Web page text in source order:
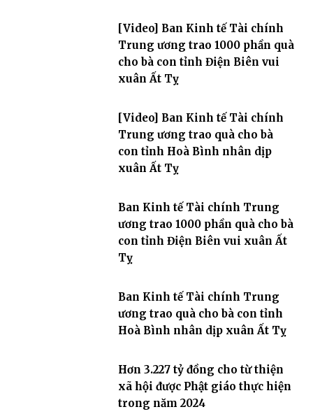
[Video] Ban Kinh tế Tài chính
Trung ương trao 1000 phần quà
cho bà con tỉnh Điện Biên vui
xuân Ất Tỵ
[Video] Ban Kinh tế Tài chính
Trung ương trao quà cho bà
con tỉnh Hoà Bình nhân dịp
xuân Ất Tỵ
Ban Kinh tế Tài chính Trung
ương trao 1000 phần quà cho bà
con tỉnh Điện Biên vui xuân Ất
Tỵ
Ban Kinh tế Tài chính Trung
ương trao quà cho bà con tỉnh
Hoà Bình nhân dịp xuân Ất Tỵ
Hơn 3.227 tỷ đồng cho từ thiện
xã hội được Phật giáo thực hiện
trong năm 2024